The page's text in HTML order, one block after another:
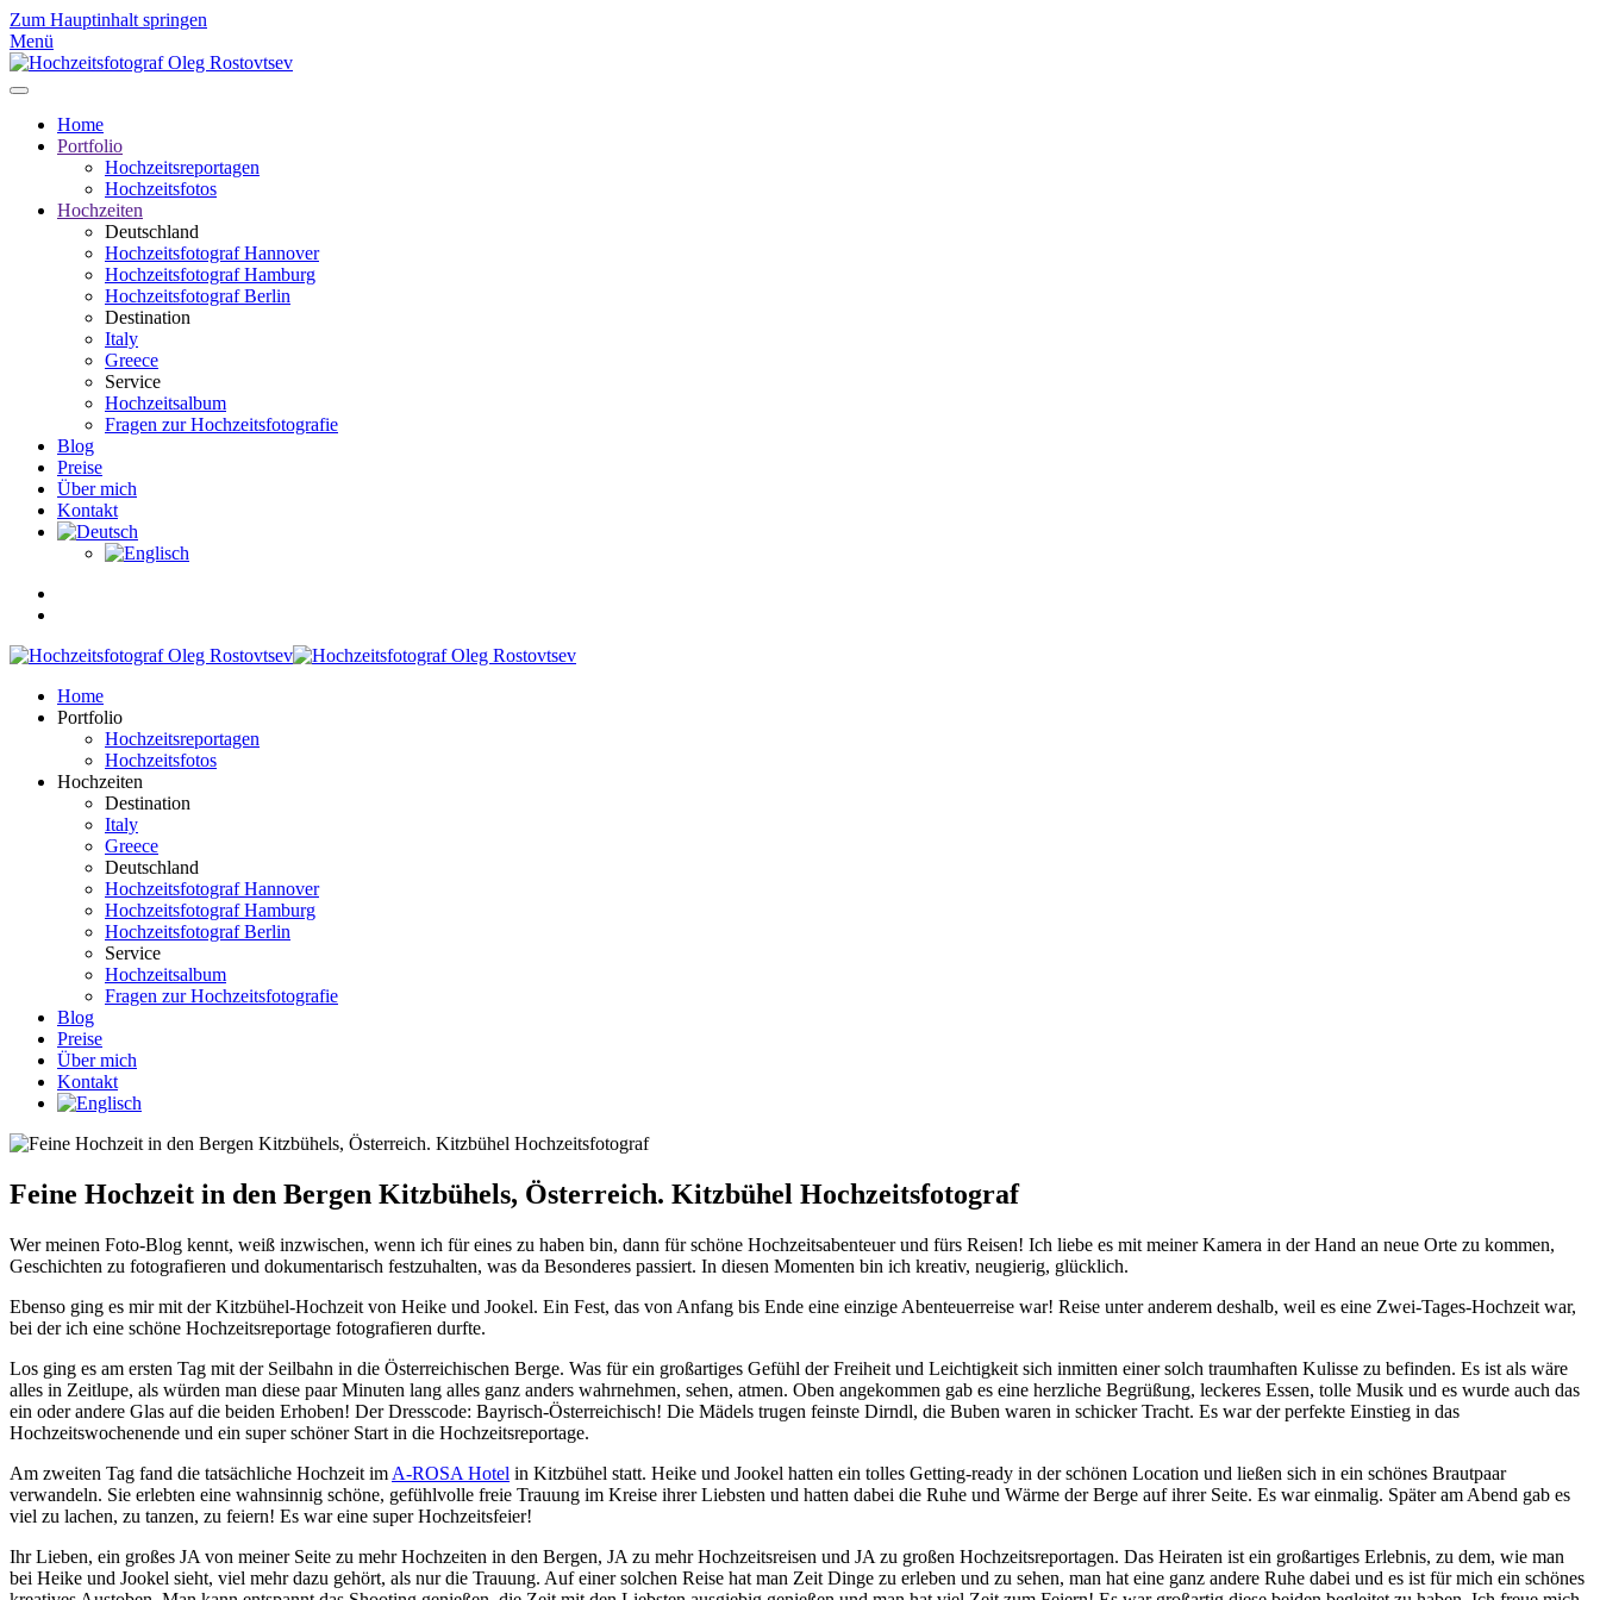
Zum Hauptinhalt springen
Menü
Home
Portfolio
Hochzeitsreportagen
Hochzeitsfotos
Hochzeiten
Deutschland
Hochzeitsfotograf Hannover
Hochzeitsfotograf Hamburg
Hochzeitsfotograf Berlin
Destination
Italy
Greece
Service
Hochzeitsalbum
Fragen zur Hochzeitsfotografie
Blog
Preise
Über mich
Kontakt
Home
Portfolio
Hochzeitsreportagen
Hochzeitsfotos
Hochzeiten
Destination
Italy
Greece
Deutschland
Hochzeitsfotograf Hannover
Hochzeitsfotograf Hamburg
Hochzeitsfotograf Berlin
Service
Hochzeitsalbum
Fragen zur Hochzeitsfotografie
Blog
Preise
Über mich
Kontakt
Feine Hochzeit in den Bergen Kitzbühels, Österreich. Kitzbühel Hochzeitsfotograf
Wer meinen Foto-Blog kennt, weiß inzwischen, wenn ich für eines zu haben bin, dann für schöne Hochzeitsabenteuer und fürs Reisen! Ich liebe es mit meiner Kamera in der Hand an neue Orte zu kommen,
Geschichten zu fotografieren und dokumentarisch festzuhalten, was da Besonderes passiert. In diesen Momenten bin ich kreativ, neugierig, glücklich.
Ebenso ging es mir mit der Kitzbühel-Hochzeit von Heike und Jookel. Ein Fest, das von Anfang bis Ende eine einzige Abenteuerreise war! Reise unter anderem deshalb, weil es eine Zwei-Tages-Hochzeit war,
bei der ich eine schöne Hochzeitsreportage fotografieren durfte.
Los ging es am ersten Tag mit der Seilbahn in die Österreichischen Berge. Was für ein großartiges Gefühl der Freiheit und Leichtigkeit sich inmitten einer solch traumhaften Kulisse zu befinden. Es ist als wäre
alles in Zeitlupe, als würden man diese paar Minuten lang alles ganz anders wahrnehmen, sehen, atmen. Oben angekommen gab es eine herzliche Begrüßung, leckeres Essen, tolle Musik und es wurde auch das
ein oder andere Glas auf die beiden Erhoben! Der Dresscode: Bayrisch-Österreichisch! Die Mädels trugen feinste Dirndl, die Buben waren in schicker Tracht. Es war der perfekte Einstieg in das
Hochzeitswochenende und ein super schöner Start in die Hochzeitsreportage.
Am zweiten Tag fand die tatsächliche Hochzeit im A-ROSA Hotel in Kitzbühel statt. Heike und Jookel hatten ein tolles Getting-ready in der schönen Location und ließen sich in ein schönes Brautpaar
verwandeln. Sie erlebten eine wahnsinnig schöne, gefühlvolle freie Trauung im Kreise ihrer Liebsten und hatten dabei die Ruhe und Wärme der Berge auf ihrer Seite. Es war einmalig. Später am Abend gab es
viel zu lachen, zu tanzen, zu feiern! Es war eine super Hochzeitsfeier!
Ihr Lieben, ein großes JA von meiner Seite zu mehr Hochzeiten in den Bergen, JA zu mehr Hochzeitsreisen und JA zu großen Hochzeitsreportagen. Das Heiraten ist ein großartiges Erlebnis, zu dem, wie man
bei Heike und Jookel sieht, viel mehr dazu gehört, als nur die Trauung. Auf einer solchen Reise hat man Zeit Dinge zu erleben und zu sehen, man hat eine ganz andere Ruhe dabei und es ist für mich ein schönes